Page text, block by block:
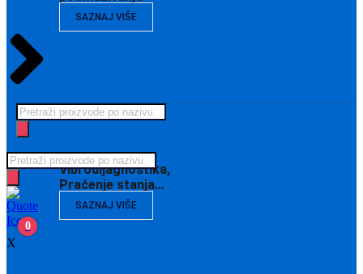
SAZNAJ VIŠE
Vibrodijagnostika,
Praćenje stanja…
SAZNAJ VIŠE
Products
search
Products
search
0
X